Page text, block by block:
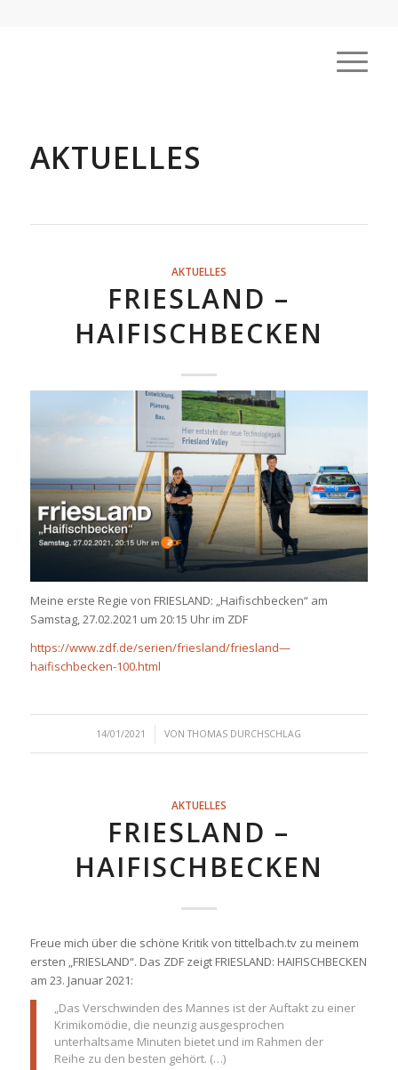
AKTUELLES
AKTUELLES
FRIESLAND –
HAIFISCHBECKEN
Meine erste Regie von FRIESLAND: „Haifischbecken“ am
Samstag, 27.02.2021 um 20:15 Uhr im ZDF
https://www.zdf.de/serien/friesland/friesland—
haifischbecken-100.html
14/01/2021
/ VONTHOMAS DURCHSCHLAG
AKTUELLES
FRIESLAND –
HAIFISCHBECKEN
Freue mich über die schöne Kritik von tittelbach.tv zu meinem
ersten „FRIESLAND“. Das ZDF zeigt FRIESLAND: HAIFISCHBECKEN
am 23. Januar 2021:
„Das Verschwinden des Mannes ist der Auftakt zu einer
Krimikomödie, die neunzig ausgesprochen
unterhaltsame Minuten bietet und im Rahmen der
Reihe zu den besten gehört. (…)